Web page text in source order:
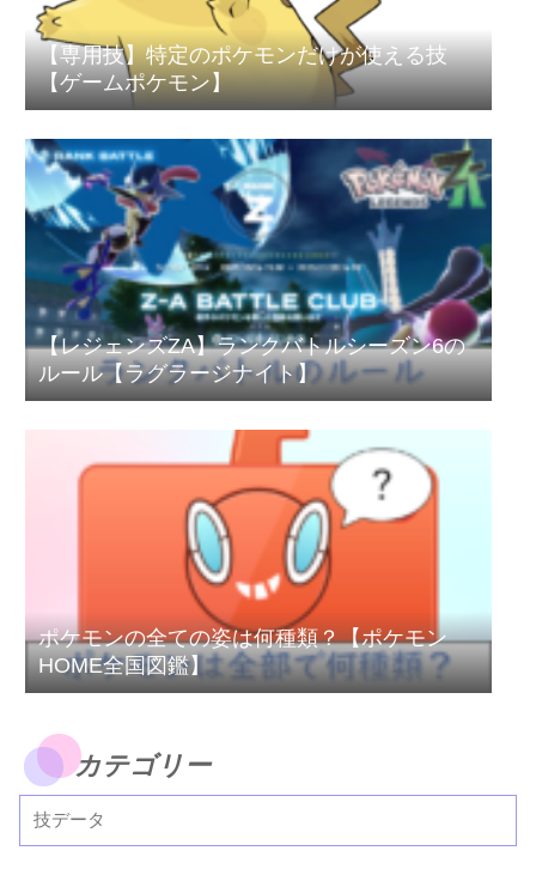
【専用技】特定のポケモンだけが使える技
【ゲームポケモン】
【レジェンズZA】ランクバトルシーズン6の
ルール【ラグラージナイト】
ポケモンの全ての姿は何種類？【ポケモン
HOME全国図鑑】
カテゴリー